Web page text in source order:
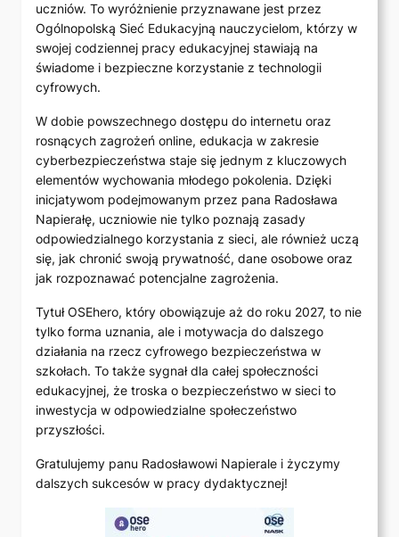
uczniów. To wyróżnienie przyznawane jest przez
Ogólnopolską Sieć Edukacyjną nauczycielom, którzy w
swojej codziennej pracy edukacyjnej stawiają na
świadome i bezpieczne korzystanie z technologii
cyfrowych.
W dobie powszechnego dostępu do internetu oraz
rosnących zagrożeń online, edukacja w zakresie
cyberbezpieczeństwa staje się jednym z kluczowych
elementów wychowania młodego pokolenia. Dzięki
inicjatywom podejmowanym przez pana Radosława
Napierałę, uczniowie nie tylko poznają zasady
odpowiedzialnego korzystania z sieci, ale również uczą
się, jak chronić swoją prywatność, dane osobowe oraz
jak rozpoznawać potencjalne zagrożenia.
Tytuł OSEhero, który obowiązuje aż do roku 2027, to nie
tylko forma uznania, ale i motywacja do dalszego
działania na rzecz cyfrowego bezpieczeństwa w
szkołach. To także sygnał dla całej społeczności
edukacyjnej, że troska o bezpieczeństwo w sieci to
inwestycja w odpowiedzialne społeczeństwo
przyszłości.
Gratulujemy panu Radosławowi Napierale i życzymy
dalszych sukcesów w pracy dydaktycznej!